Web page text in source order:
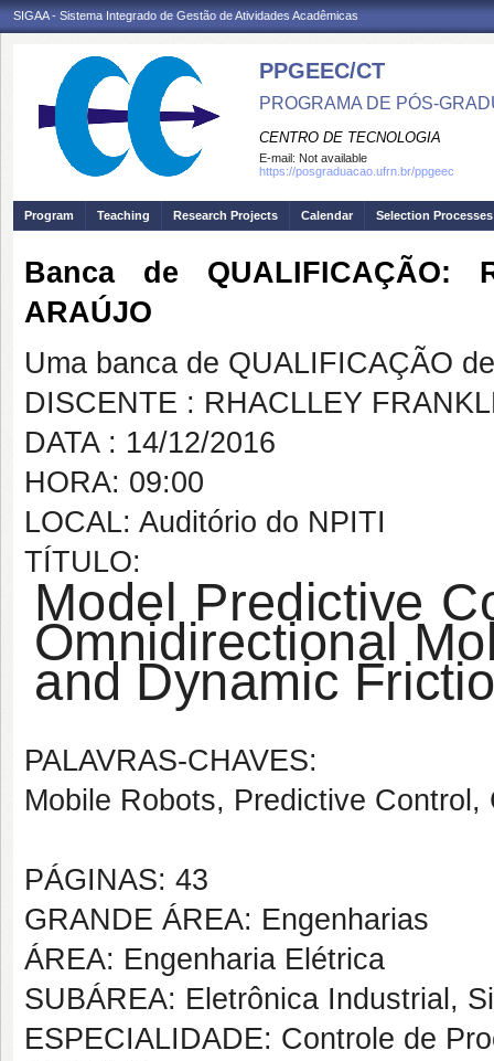
SIGAA - Sistema Integrado de Gestão de Atividades Acadêmicas
PPGEEC/CT
PROGRAMA DE PÓS-
CENTRO DE TECNOLOGIA
E-mail: Not available
https://posgraduacao.ufrn.br/ppgeec
Program Teaching Research Projects Calendar Selection Processes
Banca de QUALIFICAÇÃO:
ARAÚJO
Uma banca de QUALIFICAÇÃO
DISCENTE : RHACLLEY
DATA : 14/12/2016
HORA: 09:00
LOCAL: Auditório do NPITI
TÍTULO:
Model Predictive
Omnidirectional
and Dynamic
PALAVRAS-CHAVES:
Mobile Robots, Predictive
PÁGINAS: 43
GRANDE ÁREA: Engenharias
ÁREA: Engenharia Elétrica
SUBÁREA: Eletrônica Industrial,
ESPECIALIDADE: Controle de